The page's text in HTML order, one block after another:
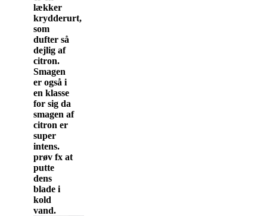
lækker
krydderurt,
som
dufter så
dejlig af
citron.
Smagen
er også i
en klasse
for sig da
smagen af
citron er
super
intens.
prøv fx at
putte
dens
blade i
kold
vand.